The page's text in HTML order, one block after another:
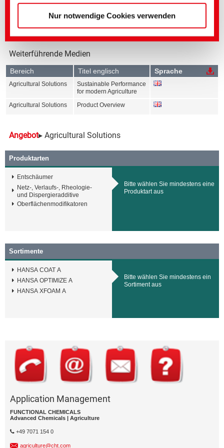
Nur notwendige Cookies verwenden
Weiterführende Medien
Bereich Titel englisch Sprache
Agricultural Solutions
Sustainable Performance
for modern Agriculture
Agricultural Solutions
Product Overview
Angebot▸ Agricultural Solutions
Produktarten
Entschäumer
Netz-, Verlaufs-, Rheologie-
und Dispergieradditive
Oberflächenmodifikatoren
Bitte wählen Sie mindestens eine
Produktart aus
Sortimente
HANSA COAT A
HANSA OPTIMIZE A
HANSA XFOAM A
Bitte wählen Sie mindestens ein
Sortiment aus
Application Management
FUNCTIONAL CHEMICALS
Advanced Chemicals | Agriculture
+49 7071 154 0
agriculture@cht.com